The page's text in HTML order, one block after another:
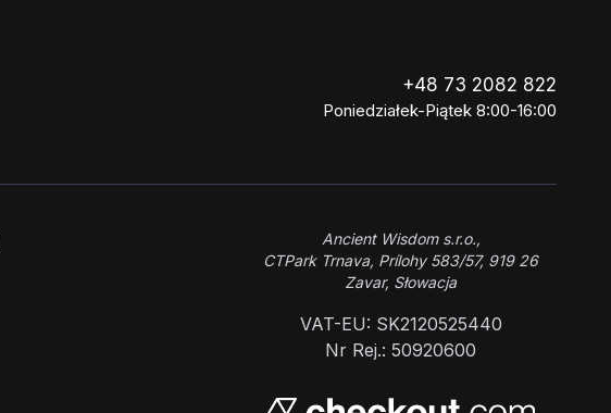
+48 73 2082 822
Poniedziałek-Piątek 8:00-16:00
Ancient Wisdom s.r.o.,
CTPark Trnava, Prílohy 583/57, 919 26
Zavar, Słowacja
VAT-EU: SK2120525440
Nr Rej.: 50920600